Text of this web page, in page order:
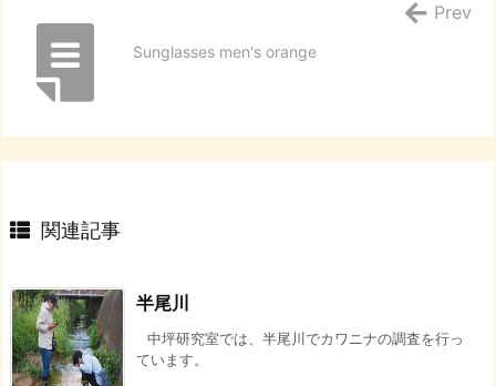
Sunglasses men's orange
Prev
関連記事
半尾川
中坪研究室では、半尾川でカワニナの調査を行っ
ています。